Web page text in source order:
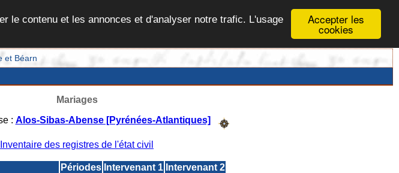
Accepter les
cookies
le contenu et les annonces et d'analyser notre trafic. L'usage
et Béarn
Mariages
: Alos-Sibas-Abense [Pyrénées-Atlantiques]
Inventaire des registres de l'état civil
Périodes Intervenant 1 Intervenant 2